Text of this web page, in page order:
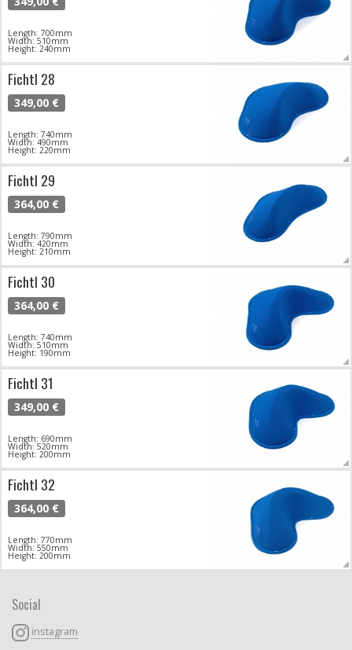
Length: 700mm
Width: 510mm
Height: 240mm
Fichtl 28
349,00 €
Length: 740mm
Width: 490mm
Height: 220mm
Fichtl 29
364,00 €
Length: 790mm
Width: 420mm
Height: 210mm
Fichtl 30
364,00 €
Length: 740mm
Width: 510mm
Height: 190mm
Fichtl 31
349,00 €
Length: 690mm
Width: 520mm
Height: 200mm
Fichtl 32
364,00 €
Length: 770mm
Width: 550mm
Height: 200mm
Social
instagram